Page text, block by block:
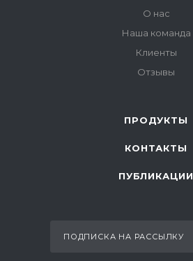
О нас
Наша команда
Клиенты
Отзывы
ПРОДУКТЫ
КОНТАКТЫ
ПУБЛИКАЦИИ
ПОДПИСКА НА РАССЫЛКУ